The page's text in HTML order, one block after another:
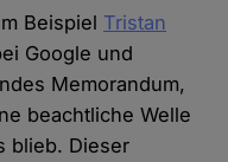
Beispiel Tristan
Google und
Memorandum,
beachtliche Welle
blieb. Dieser